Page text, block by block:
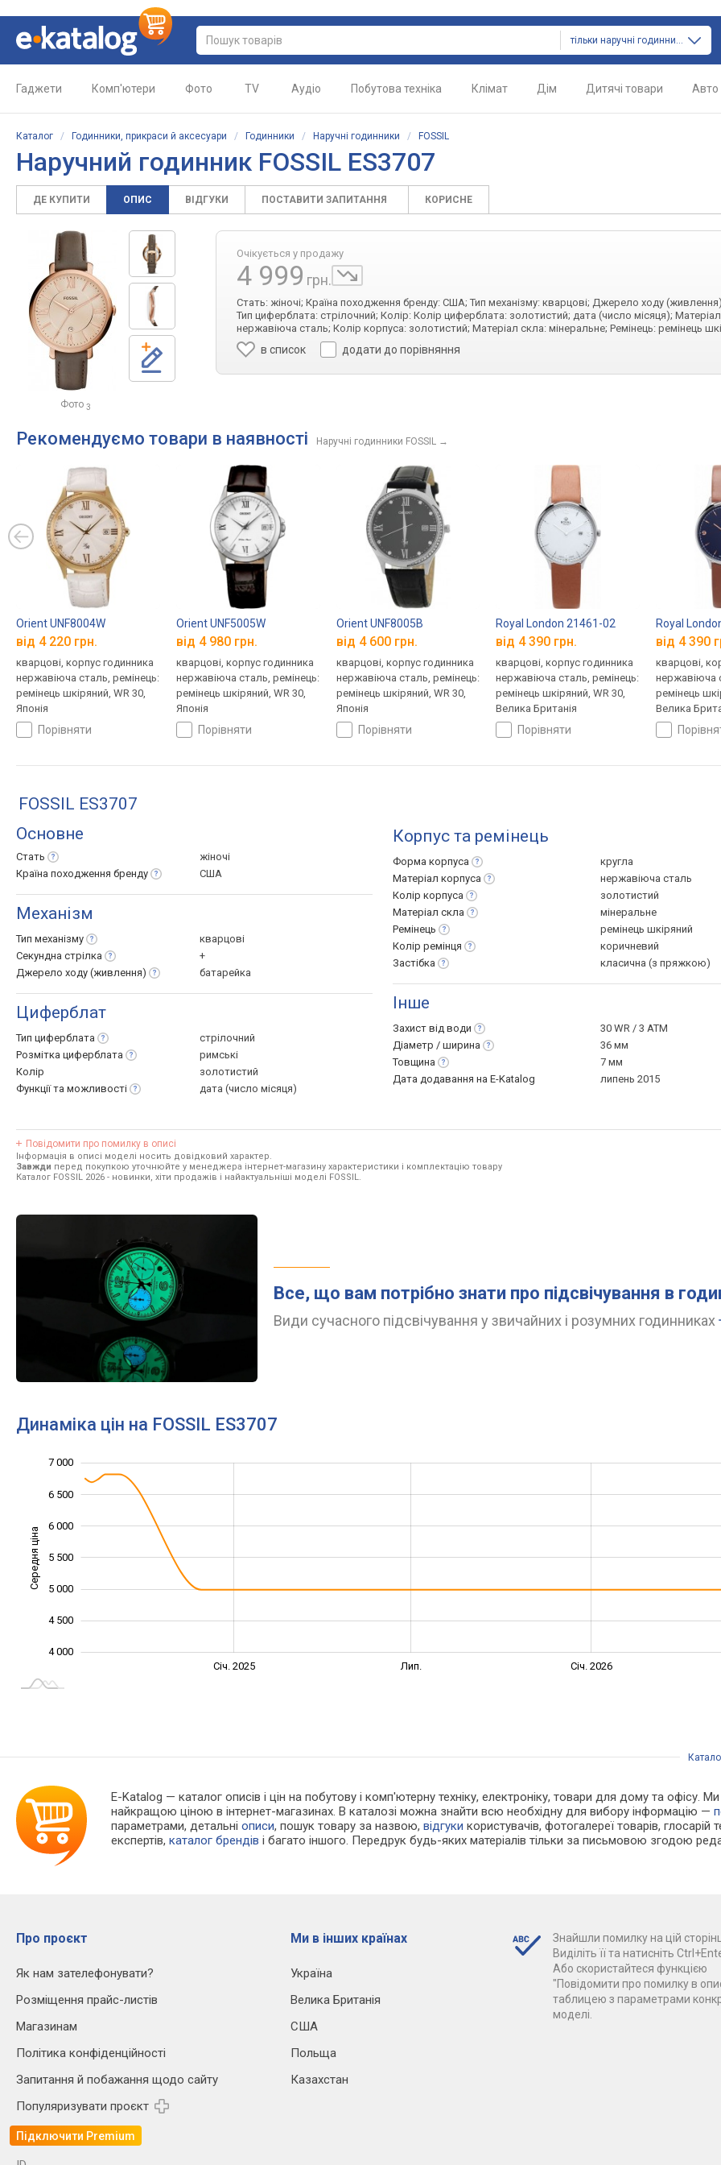
тільки наручні годинники
Гаджети Комп'ютери Фото TV Аудіо Побутова техніка Клімат Дім Дитячі товари Авто
Каталог / Годинники, прикраси й аксесуари / Годинники / Наручні годинники / FOSSIL
Наручний годинник FOSSIL ES3707
ДЕ КУПИТИ ОПИС ВІДГУКИ ПОСТАВИТИ ЗАПИТАННЯ КОРИСНЕ
Фото 3
Очікується у продажу
4 999 грн.
Стать: жіночі; Країна походження бренду: США; Тип механізму: кварцові; Джерело ходу
Тип циферблата: стрілочний; Колір: Колір циферблата: золотистий; дата (число місяця);
нержавіюча сталь; Колір корпуса: золотистий; Матеріал скла: мінеральне; Ремінець: ремінець
в список додати до порівняння
Рекомендуємо товари в наявності Наручні годинники FOSSIL →
Orient UNF8004W
від 4 220 грн.
кварцові, корпус годинника
нержавіюча сталь, ремінець:
ремінець шкіряний, WR 30,
Японія
порівняти
Orient UNF5005W
від 4 980 грн.
кварцові, корпус годинника
нержавіюча сталь, ремінець:
ремінець шкіряний, WR 30,
Японія
порівняти
Orient UNF8005B
від 4 600 грн.
кварцові, корпус годинника
нержавіюча сталь, ремінець:
ремінець шкіряний, WR 30,
Японія
порівняти
Royal London 21461-02
від 4 390 грн.
кварцові, корпус годинника
нержавіюча сталь, ремінець:
ремінець шкіряний, WR 30,
Велика Британія
порівняти
Royal
від 4 390
кварцові,
нержавіюча
ремінець
Велика
FOSSIL ES3707
Основне
Стать
жіночі
Країна походження бренду США
Механізм
Тип механізму
кварцові
Секундна стрілка
+
Джерело ходу (живлення) батарейка
Циферблат
Тип циферблата
стрілочний
Розмітка циферблата
римські
Колір
золотистий
Функції та можливості дата (число місяця)
Корпус та ремінець
Форма корпуса
кругла
Матеріал корпуса
нержавіюча сталь
Колір корпуса
золотистий
Матеріал скла
мінеральне
Ремінець
ремінець шкіряний
Колір ремінця
коричневий
Застібка
класична (з пряжкою)
Інше
Захист від води
30 WR / 3 ATM
Діаметр / ширина
36 мм
Товщина
7 мм
Дата додавання на E-Katalog
липень 2015
Повідомити про помилку в описі
Інформація в описі моделі носить довідковий характер.
Завжди перед покупкою уточнюйте у менеджера інтернет-магазину характеристики і комплектацію товару
Каталог FOSSIL 2026 - новинки, хіти продажів і найактуальніші моделі FOSSIL.
Все, що вам потрібно знати про підсвічування в
Види сучасного підсвічування у звичайних і розумних годинниках
Динаміка цін на FOSSIL ES3707
Середня ціна 4 000
4 000
4 500
5 000
5 500
6 000
6 500
7 000
Січ. 2025 Лип. Січ. 2026
E-Katalog — каталог описів і цін на побутову і комп'ютерну техніку, електроніку, товари для дому та офісу.
найкращою ціною в інтернет-магазинах. В каталозі можна знайти всю необхідну для вибору інформацію —
параметрами, детальніописи, пошук товару за назвою,відгуки користувачів, фотогалереї товарів, глосарій
експертів,каталог брендів і багато іншого. Передрук будь-яких матеріалів тільки за письмовою згодою
Про проєкт
Як нам зателефонувати?
Розміщення прайс-листів
Магазинам
Політика конфіденційності
Запитання й побажання щодо сайту
Популяризувати проєкт
Підключити Premium
Ми в інших країнах
Україна
Велика Британія
США
Польща
Казахстан
Знайшли помилку на цій
Виділіть її та натисніть
Або скористайтеся функцією
"Повідомити про помилку в
таблицею з параметрами
моделі.